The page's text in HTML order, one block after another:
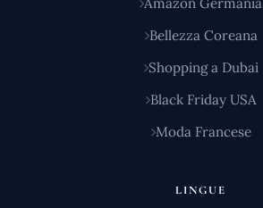
Bellezza Coreana
Shopping a Dubai
Black Friday USA
Moda Francese
LINGUE